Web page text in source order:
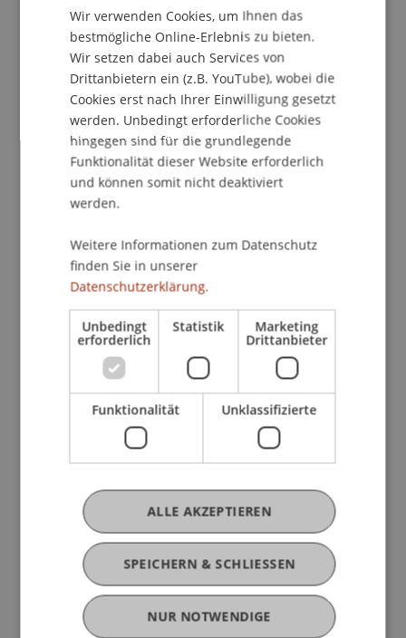
01 Okt
Nachhaltigkeit Finance
Workshop
Liechtenstein Workshop of
Sustainable Finance 2026
Auditorium, Campus
Okt
Architektur
Ausstellung
Ausstellung: Piranesi Award 2025
Okt
Economics
Wir verwenden Cookies, um Ihnen das
bestmögliche Online-Erlebnis zu bieten.
Wir setzen dabei auch Services von
Drittanbietern ein (z.B. YouTube), wobei die
Cookies erst nach Ihrer Einwilligung gesetzt
werden. Unbedingt erforderliche Cookies
hingegen sind für die grundlegende
Funktionalität dieser Website erforderlich
und können somit nicht deaktiviert
werden.
Weitere Informationen zum Datenschutz
finden Sie in unserer
Datenschutzerklärung.
Unbedingt
erforderlich
Statistik Marketing
Drittanbieter
Funktionalität Unklassifizierte
SPEICHERN & SCHLIESSEN
ALLE AKZEPTIEREN
NUR NOTWENDIGE